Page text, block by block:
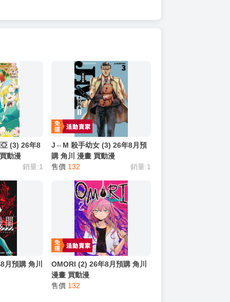
(3) 26年8
動漫
J⇔M 殺手幼女 (3) 26年8月預
購 角川 漫畫 買動漫
售價 132